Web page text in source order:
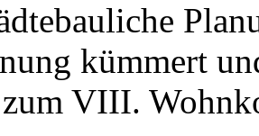
kümmert
VIII.